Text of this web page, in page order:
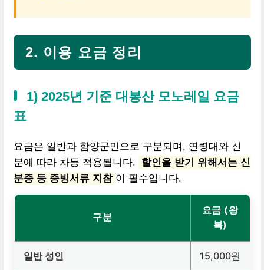
2. 이용 요금 정리
1) 2025년 기준 대봉산 모노레일 요금
표
요금은 일반과 함양군민으로 구분되며, 연령대와 신
분에 따라 차등 적용됩니다.
할인을 받기 위해서는 신
분증 등 증빙서류 지참 이 필수입니다.
구분
요금 (왕
복)
일반 성인 15,000원